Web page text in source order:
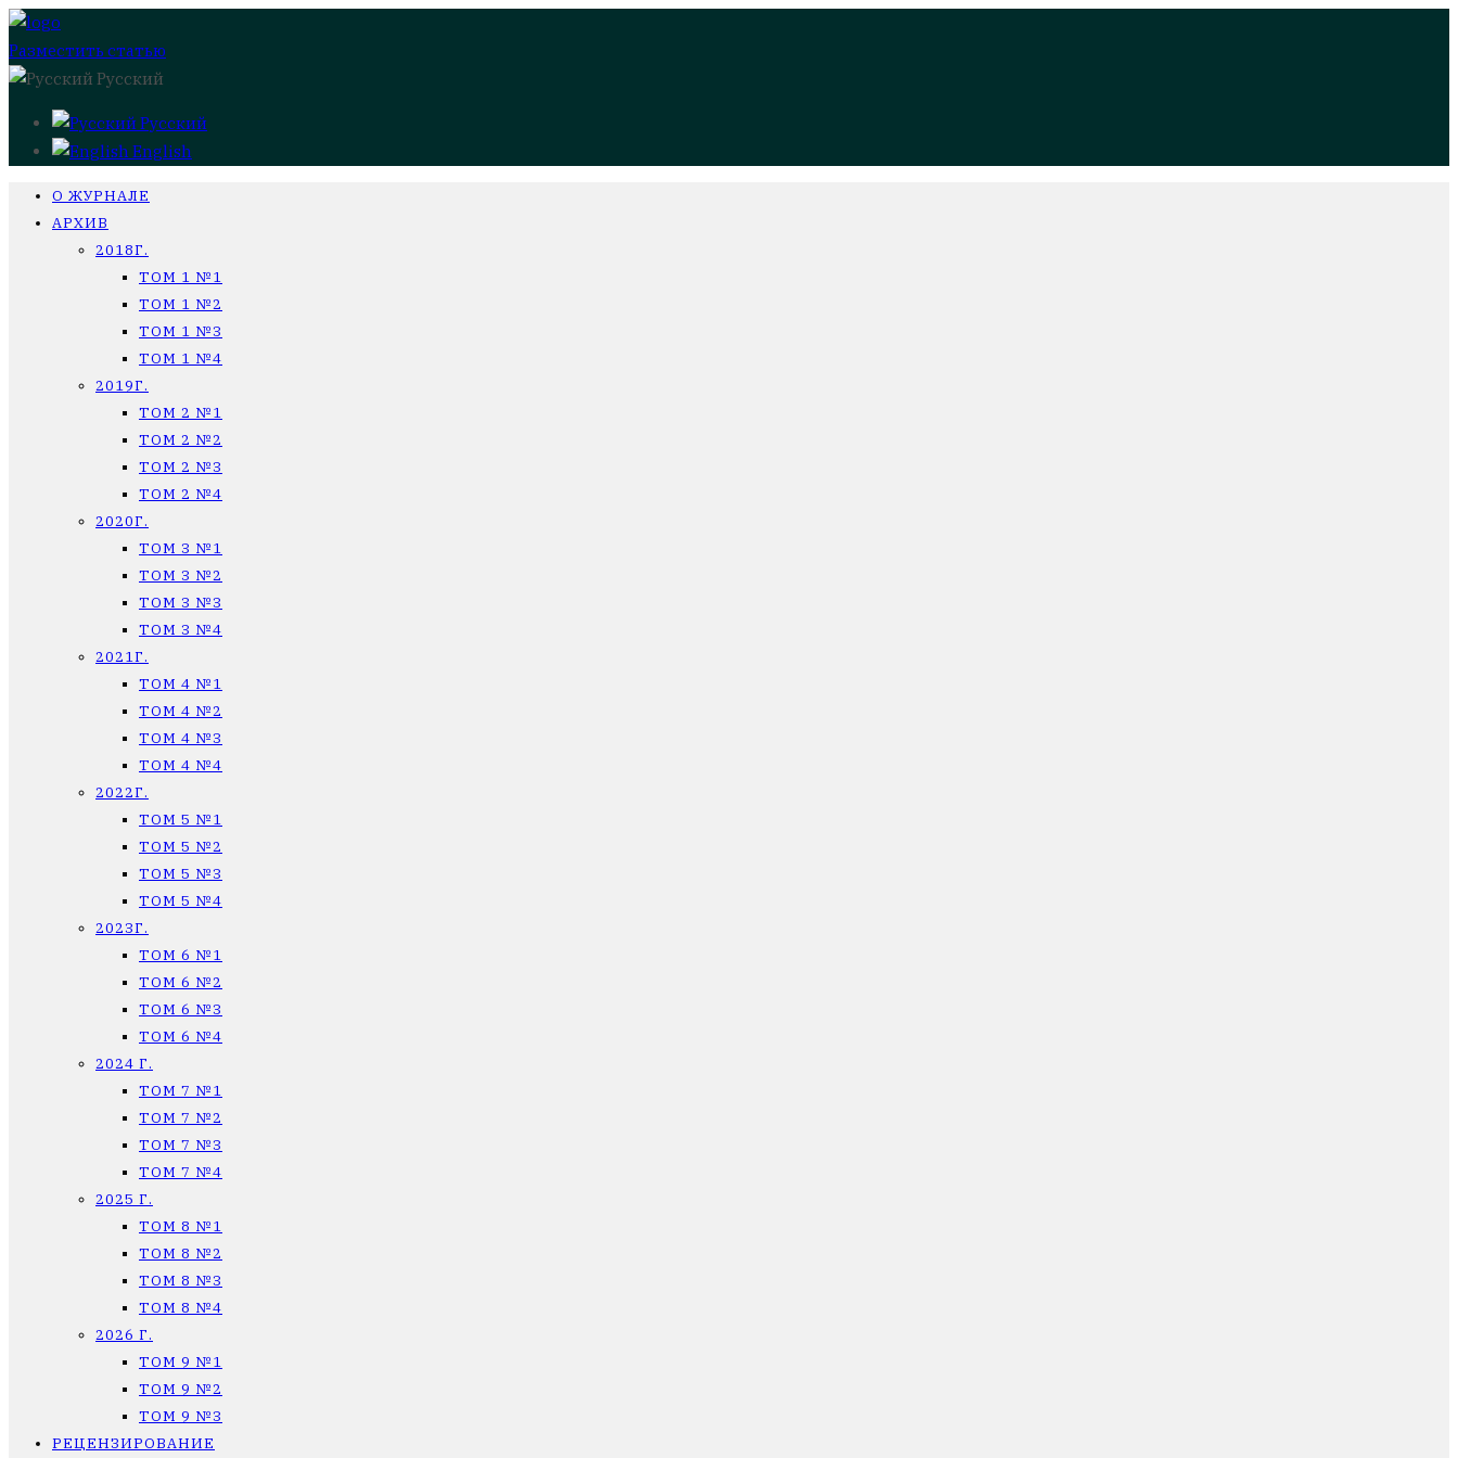
Разместить статью
Русский
Русский
English
О ЖУРНАЛЕ
АРХИВ
2018Г.
ТОМ 1 №1
ТОМ 1 №2
ТОМ 1 №3
ТОМ 1 №4
2019Г.
ТОМ 2 №1
ТОМ 2 №2
ТОМ 2 №3
ТОМ 2 №4
2020Г.
ТОМ 3 №1
ТОМ 3 №2
ТОМ 3 №3
ТОМ 3 №4
2021Г.
ТОМ 4 №1
ТОМ 4 №2
ТОМ 4 №3
ТОМ 4 №4
2022Г.
ТОМ 5 №1
ТОМ 5 №2
ТОМ 5 №3
ТОМ 5 №4
2023Г.
ТОМ 6 №1
ТОМ 6 №2
ТОМ 6 №3
ТОМ 6 №4
2024 Г.
ТОМ 7 №1
ТОМ 7 №2
ТОМ 7 №3
ТОМ 7 №4
2025 Г.
ТОМ 8 №1
ТОМ 8 №2
ТОМ 8 №3
ТОМ 8 №4
2026 Г.
ТОМ 9 №1
ТОМ 9 №2
ТОМ 9 №3
РЕЦЕНЗИРОВАНИЕ